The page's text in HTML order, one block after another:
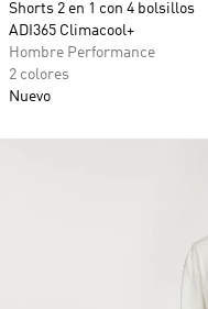
Shorts 2 en 1 con 4 bolsillos
ADI365 Climacool+
Hombre Performance
2 colores
Nuevo